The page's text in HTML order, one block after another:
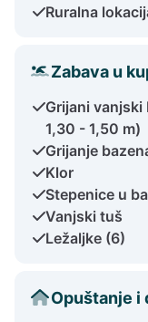
Ruralna
Zabava u
Grijani
1,30 - 1,50 m)
Grijanje
Klor
Stepenice u
Vanjski tuš
Ležaljke (6)
Opuštanje i